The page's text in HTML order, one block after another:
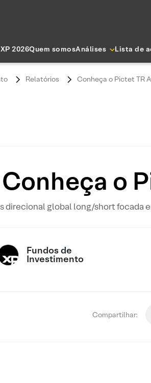
2026Quem somosAnálises Lista de
Relatórios Conheça o Pictet TR
Conheça o
direcional global long/short focada
Fundos de
Investimento
Compartilhar: